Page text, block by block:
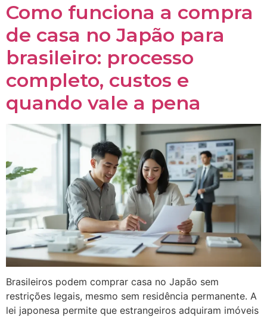
Como funciona a compra
de casa no Japão para
brasileiro: processo
completo, custos e
quando vale a pena
Brasileiros podem comprar casa no Japão sem
restrições legais, mesmo sem residência permanente. A
lei japonesa permite que estrangeiros adquiram imóveis